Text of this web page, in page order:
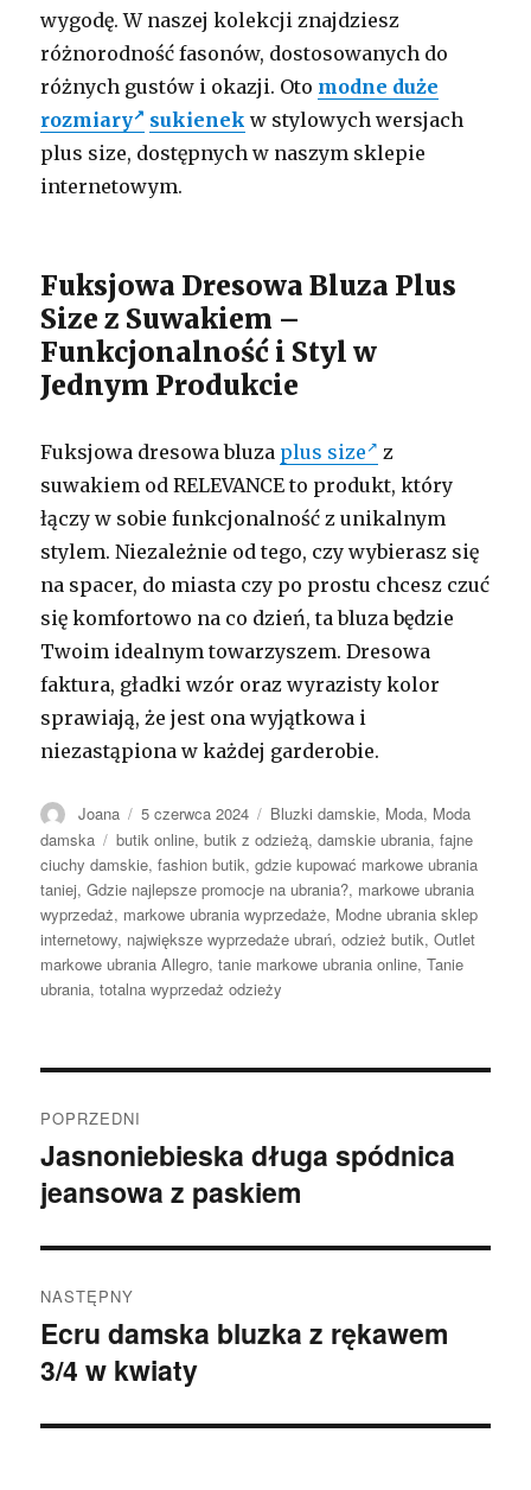
wygodę. W naszej kolekcji znajdziesz
różnorodność fasonów, dostosowanych do
różnych gustów i okazji. Oto modne duże
rozmiary
sukienek w stylowych wersjach
plus size, dostępnych w naszym sklepie
internetowym.
Fuksjowa Dresowa Bluza Plus
Size z Suwakiem –
Funkcjonalność i Styl w
Jednym Produkcie
Fuksjowa dresowa bluza plus size
z
suwakiem od RELEVANCE to produkt, który
łączy w sobie funkcjonalność z unikalnym
stylem. Niezależnie od tego, czy wybierasz się
na spacer, do miasta czy po prostu chcesz czuć
się komfortowo na co dzień, ta bluza będzie
Twoim idealnym towarzyszem. Dresowa
faktura, gładki wzór oraz wyrazisty kolor
sprawiają, że jest ona wyjątkowa i
niezastąpiona w każdej garderobie.
Autor
Joana Opublikowano
5 czerwca 2024 Kategorie
Bluzki damskie, Moda, Moda
damska
Tagi
butik online,butik z odzieżą,damskie ubrania,fajne
ciuchy damskie,fashion butik,gdzie kupować markowe ubrania
taniej,Gdzie najlepsze promocje na ubrania?, markowe ubrania
wyprzedaż, markowe ubrania wyprzedaże, Modne ubrania sklep
internetowy, największe wyprzedaże ubrań,odzież butik,Outlet
markowe ubrania Allegro,tanie markowe ubrania online,Tanie
ubrania,totalna wyprzedaż odzieży
wpisu
POPRZEDNI
Poprzedni
wpis:
Jasnoniebieska długa spódnica
jeansowa z paskiem
NASTĘPNY
Następny
wpis:
Ecru damska bluzka z rękawem
3/4 w kwiaty